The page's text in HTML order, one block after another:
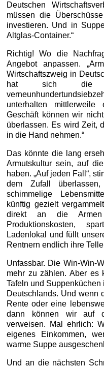
Deutschen
müssen die
investieren. Und in
Altglas-Container.“
Richtig! Wo die
Angebot anpassen.
Wirtschaftszweig in
hat sich die
unterhalten mittlerweile
Geschäft können wir
überlassen. Es wird Zeit,
in die Hand nehmen.“
Das könnte die lang
Armutskultur sein, auf
haben. „Auf jeden Fall“,
dem Zufall
schimmelige
künftig gezielt
direkt an die
Produktionskosten,
Ladenlokal und füllt
Rentnern endlich ihre
Unfassbar. Die Win-Win-
mehr zu zählen. Aber es
Tafeln und
Deutschlands. Und wenn
Rente oder eine
dann können wir auf
verweisen. Mal ehrlich:
eigenes Einkommen,
warme Suppe
Und an die nächsten